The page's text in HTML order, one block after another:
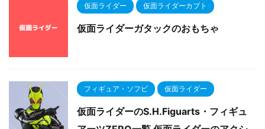
仮面ライダー 仮面ライダーカブト
仮面ライダーガタックのおもちゃ
フィギュア・ソフビ 仮面ライダー
仮面ライダーのS.H.Figuarts・フィギュ